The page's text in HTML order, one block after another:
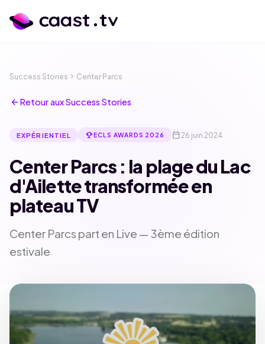
Success Stories chevron_right Center Parcs
arrow_backRetour aux Success Stories
EXPÉRIENTIEL emoji_eventsECLS AWARDS 2026 calendar_today26 juin 2024
Center Parcs : la plage du Lac
d'Ailette transformée en
plateau TV
Center Parcs part en Live — 3ème édition
estivale